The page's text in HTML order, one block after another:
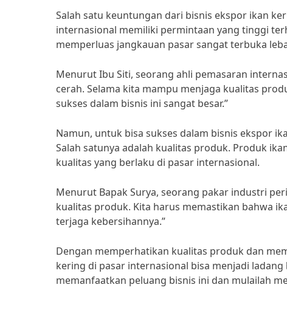
Salah satu keuntungan dari bisnis ekspor ikan
internasional memiliki permintaan yang tinggi
memperluas jangkauan pasar sangat terbuka
Menurut Ibu Siti, seorang ahli pemasaran
cerah. Selama kita mampu menjaga kualitas
sukses dalam bisnis ini sangat besar.”
Namun, untuk bisa sukses dalam bisnis ekspor
Salah satunya adalah kualitas produk. Produk
kualitas yang berlaku di pasar internasional.
Menurut Bapak Surya, seorang pakar industri
kualitas produk. Kita harus memastikan bahwa
terjaga kebersihannya.”
Dengan memperhatikan kualitas produk dan
kering di pasar internasional bisa menjadi
memanfaatkan peluang bisnis ini dan mulailah